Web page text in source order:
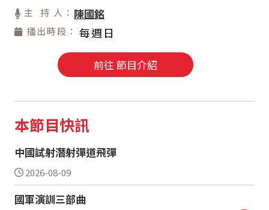
主 持 人： 陳國銘
播出時段： 每週日
前往 節目介紹
本節目快訊
中國試射潛射彈道飛彈
2026-08-09
國軍演訓三部曲